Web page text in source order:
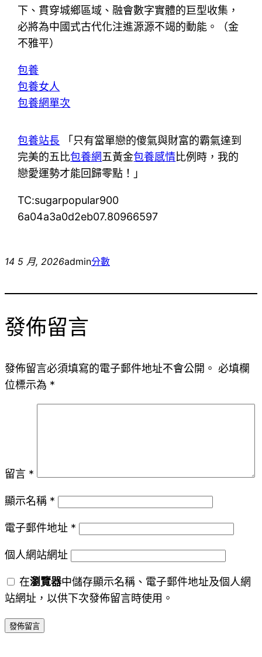
下、貫穿城鄉區域、融會數字實體的巨型收集，
必將為中國式古代化注進源源不竭的動能。（金
不雅平）
包養
包養女人
包養網單次
包養站長 「只有當單戀的傻氣與財富的霸氣達到
完美的五比包養網五黃金包養感情比例時，我的
戀愛運勢才能回歸零點！」
TC:sugarpopular900
6a04a3a0d2eb07.80966597
14 5 月, 2026admin分數
發佈留言
發佈留言必須填寫的電子郵件地址不會公開。 必填欄
位標示為 *
留言 *
顯示名稱 *
電子郵件地址 *
個人網站網址
在瀏覽器中儲存顯示名稱、電子郵件地址及個人網
站網址，以供下次發佈留言時使用。